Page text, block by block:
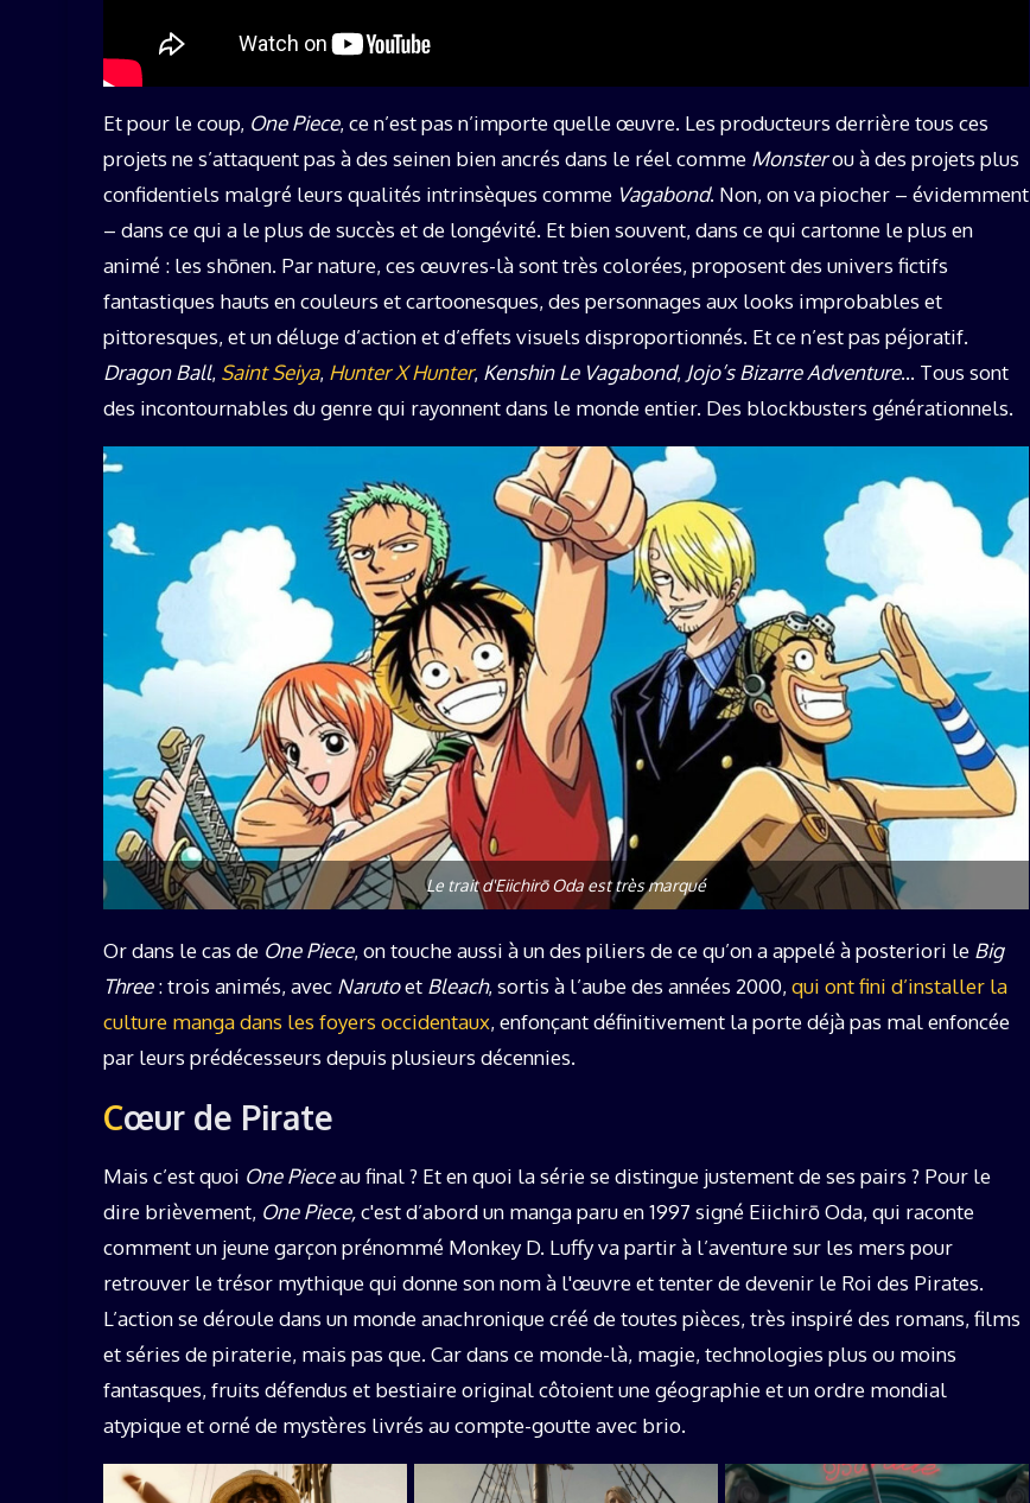
Et pour le coup, One Piece, ce n’est pas n’importe quelle œuvre. Les producteurs derrière tous ces
projets ne s’attaquent pas à des seinen bien ancrés dans le réel comme Monsterou à des projets plus
confidentiels malgré leurs qualités intrinsèques comme Vagabond. Non, on va piocher – évidemment
– dans ce qui a le plus de succès et de longévité. Et bien souvent, dans ce qui cartonne le plus en
animé : les shōnen. Par nature, ces œuvres-là sont très colorées, proposent des univers fictifs
fantastiques hauts en couleurs et cartoonesques, des personnages aux looks improbables et
pittoresques, et un déluge d’action et d’effets visuels disproportionnés. Et ce n’est pas péjoratif.
Dragon Ball, Saint Seiya, Hunter X Hunter, Kenshin Le Vagabond, Jojo’s Bizarre Adventure… Tous sont
des incontournables du genre qui rayonnent dans le monde entier. Des blockbusters générationnels.
Le trait d'Eiichirō Oda est très marqué
Or dans le cas de One Piece, on touche aussi à un des piliers de ce qu’on a appelé à posteriori le Big
Three: trois animés, avec Narutoet Bleach, sortis à l’aube des années 2000, qui ont fini d’installer la
culture manga dans les foyers occidentaux, enfonçant définitivement la porte déjà pas mal enfoncée
par leurs prédécesseurs depuis plusieurs décennies.
Cœur de Pirate
Mais c’est quoi One Pieceau final ? Et en quoi la série se distingue justement de ses pairs ? Pour le
dire brièvement, One Piece,c'est d’abord un manga paru en 1997 signé Eiichirō Oda, qui raconte
comment un jeune garçon prénommé Monkey D. Luffy va partir à l’aventure sur les mers pour
retrouver le trésor mythique qui donne son nom à l'œuvre et tenter de devenir le Roi des Pirates.
L’action se déroule dans un monde anachronique créé de toutes pièces, très inspiré des romans, films
et séries de piraterie, mais pas que. Car dans ce monde-là, magie, technologies plus ou moins
fantasques, fruits défendus et bestiaire original côtoient une géographie et un ordre mondial
atypique et orné de mystères livrés au compte-goutte avec brio.